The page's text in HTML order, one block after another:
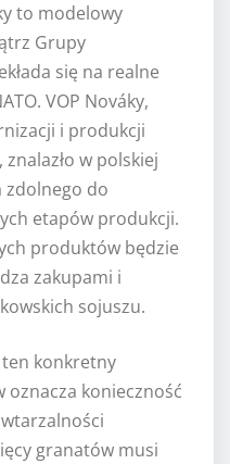
to modelowy
Grupy
się na realne
VOP Nováky,
i produkcji
w polskiej
zdolnego do
etapów produkcji.
produktów będzie
zakupami i
sojuszu.
ten konkretny
oznacza konieczność
granatów musi